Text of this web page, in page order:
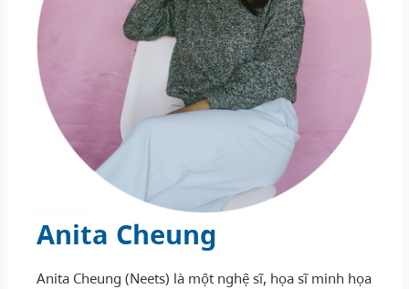
Anita Cheung
Anita Cheung (Neets) là một nghệ sĩ, họa sĩ minh họa